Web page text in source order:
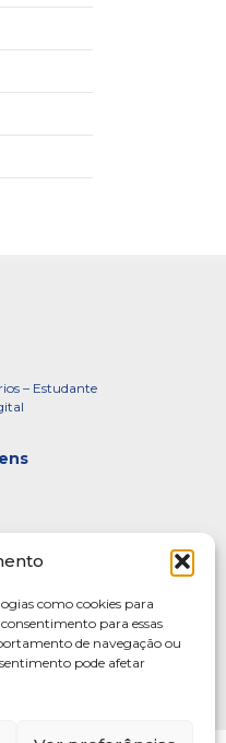
como cookies para
para essas
de navegação ou
pode afetar
– Estudante